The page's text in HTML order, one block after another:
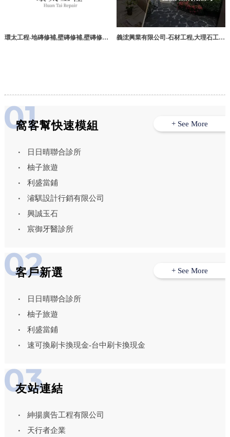
環太工程-地磚修補,壁磚修補,壁磚修補
義浤興業有限公司-石材工程,大理石工
窩客幫快速模組
日日晴聯合診所
柚子旅遊
利盛當鋪
濬騏設計行銷有限公司
興誠玉石
宸御牙醫診所
+ See More
客戶新選
日日晴聯合診所
柚子旅遊
利盛當鋪
速可換刷卡換現金-台中刷卡換現金
+ See More
友站連結
紳揚廣告工程有限公司
天行者企業